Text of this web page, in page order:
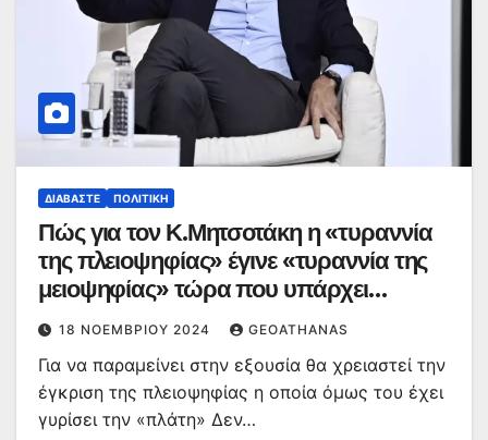
ΔΙΑΒΆΣΤΕ ΠΟΛΙΤΙΚΉ
Πώς για τον Κ.Μητσοτάκη η «τυραννία
της πλειοψηφίας» έγινε «τυραννία της
μειοψηφίας» τώρα που υπάρχει
ενδεχόμενο εκλογών
18 ΝΟΕΜΒΡΊΟΥ 2024 GEOATHANAS
Για να παραμείνει στην εξουσία θα χρειαστεί την
έγκριση της πλειοψηφίας η οποία όμως του έχει
γυρίσει την «πλάτη» Δεν…